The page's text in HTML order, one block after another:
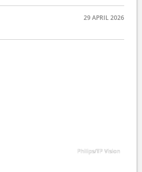
29 APRIL 2026
Philips/TP Vision